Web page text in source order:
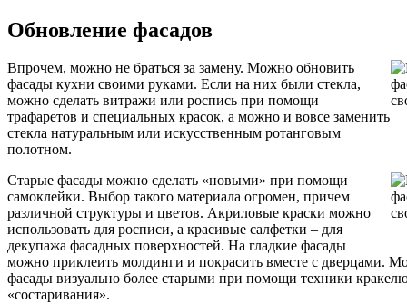
Обновление фасадов
Впрочем, можно не браться за замену. Можно обновить
фасады кухни своими руками. Если на них были стекла,
можно сделать витражи или роспись при помощи
трафаретов и специальных красок, а можно и вовсе заменить
стекла натуральным или искусственным ротанговым
полотном.
Старые фасады можно сделать «новыми» при помощи
самоклейки. Выбор такого материала огромен, причем
различной структуры и цветов. Акриловые краски можно
использовать для росписи, а красивые салфетки – для
декупажа фасадных поверхностей. На гладкие фасады
можно приклеить молдинги и покрасить вместе с дверцами.
фасады визуально более старыми при помощи техники
«состаривания».